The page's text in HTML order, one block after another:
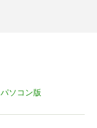
パソコン版